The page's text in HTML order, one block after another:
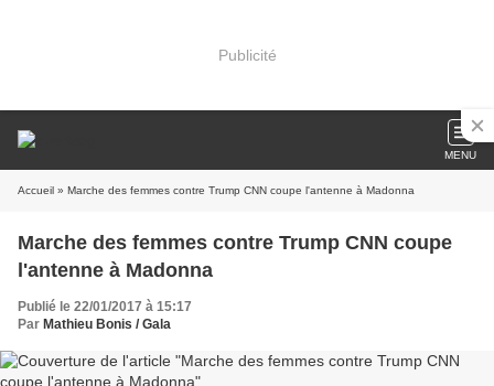
Publicité
MENU
Accueil » Marche des femmes contre Trump CNN coupe l'antenne à Madonna
Marche des femmes contre Trump CNN coupe
l'antenne à Madonna
Publié le 22/01/2017 à 15:17
Par Mathieu Bonis / Gala